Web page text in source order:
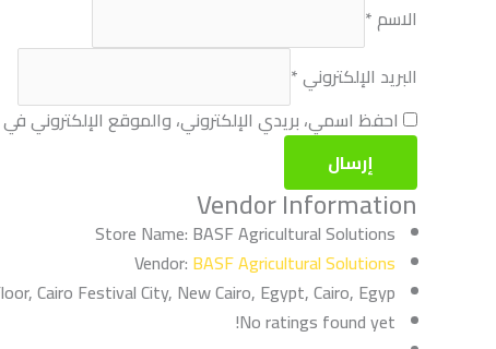
الاسم *
البريد الإلكتروني*
احفظ اسمي، بريدي الإلكتروني، والموقع الإلكتروني
Vendor Information
Store Name: BASF Agricultural Solutions
Vendor: BASF Agricultural Solutions
Cairo Festival City, New Cairo, Egypt, Cairo, Egyp
No ratings found yet!